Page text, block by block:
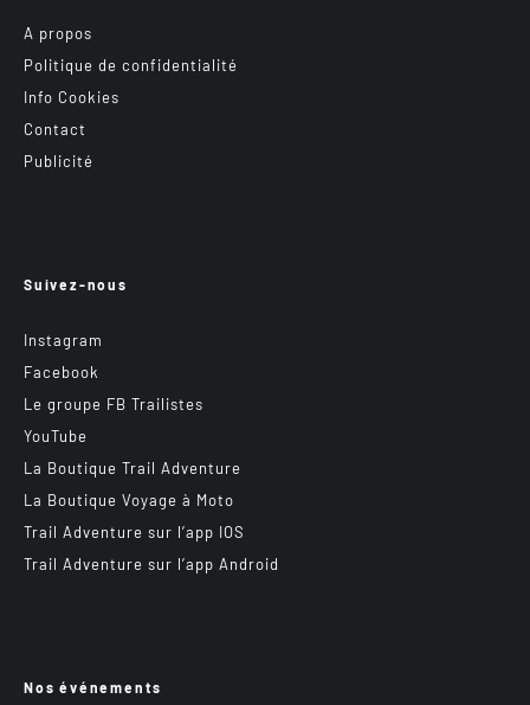
A propos
Politique de confidentialité
Info Cookies
Contact
Publicité
Suivez-nous
Instagram
Facebook
Le groupe FB Trailistes
YouTube
La Boutique Trail Adventure
La Boutique Voyage à Moto
Trail Adventure sur l’app IOS
Trail Adventure sur l’app Android
Nos événements